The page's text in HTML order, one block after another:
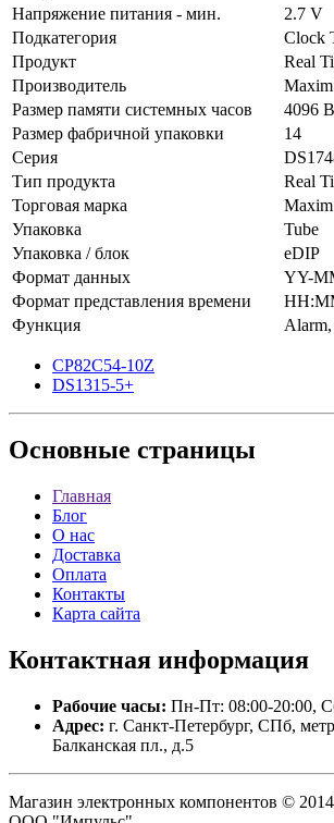
Напряжение питания - мин.
2.7 V
Подкатегория
Clock
Продукт
Real
Производитель
Maxim
Размер памяти системных часов
4096 B
Размер фабричной упаковки
14
Серия
Тип продукта
Real
Торговая марка
Maxim
Упаковка
Tube
Упаковка / блок
eDIP
Формат данных
YY-
Формат представления времени
Функция
CP82C54-10Z
DS1315-5+
Основные страницы
Главная
Блог
О нас
Доставка
Оплата
Контакты
Карта сайта
Контактная информация
Рабочие часы: Пн-Пт: 08:00-20:00,
Адрес: г. Санкт-Петербург, СПб,
Балканская пл., д.5
Магазин электронных компонентов ©